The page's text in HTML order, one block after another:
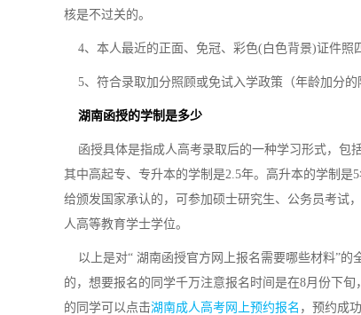
核是不过关的。
4、本人最近的正面、免冠、彩色(白色背景)证件照
5、符合录取加分照顾或免试入学政策（年龄加分的
湖南函授的学制是多少
函授具体是指成人高考录取后的一种学习形式，包
其中高起专、专升本的学制是2.5年。高升本的学制
给颁发国家承认的，可参加硕士研究生、公务员考试
人高等教育学士学位。
以上是对“ 湖南函授官方网上报名需要哪些材料”的
的，想要报名的同学千万注意报名时间是在8月份下
的同学可以点击湖南成人高考网上预约报名 ，预约成